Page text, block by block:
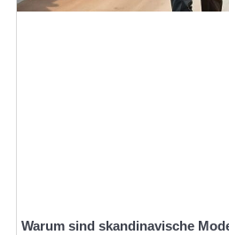
Warum sind skandinavische